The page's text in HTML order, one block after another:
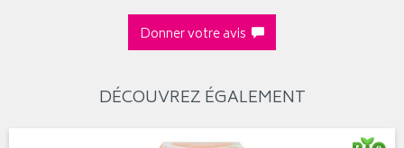
Donner votre avis
DÉCOUVREZ ÉGALEMENT